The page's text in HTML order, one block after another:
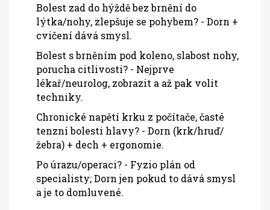
Bolest zad do hýždě bez brnění do
lýtka/nohy, zlepšuje se pohybem? - Dorn +
cvičení dává smysl.
Bolest s brněním pod koleno, slabost nohy,
porucha citlivosti? - Nejprve
lékař/neurolog, zobrazit a až pak volit
techniky.
Chronické napětí krku z počítače, časté
tenzní bolesti hlavy? - Dorn (krk/hruď/
žebra) + dech + ergonomie.
Po úrazu/operaci? - Fyzio plán od
specialisty; Dorn jen pokud to dává smysl
a je to domluvené.